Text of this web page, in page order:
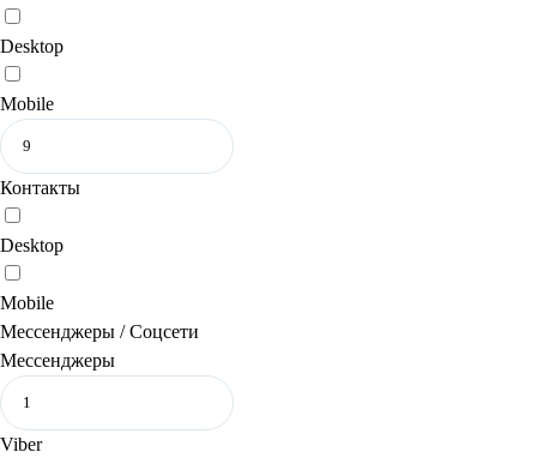
Desktop
Mobile
Контакты
Desktop
Mobile
Мессенджеры / Соцсети
Мессенджеры
Viber